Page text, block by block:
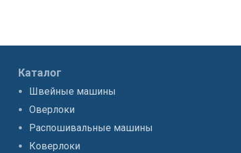
Каталог
Швейные машины
Оверлоки
Распошивальные машины
Коверлоки